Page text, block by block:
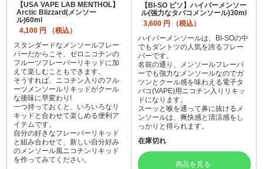
【USA VAPE LAB MENTHOL】
Arctic Blizzard(メンソー
ル)60ml
4,100 円 （税込）
スタンダードなメンソールフレー
バーだからこそ、ゼロニコチンの
フルーツフレーバーリキッドに加
えて楽しむこともできます。
そうすれば、ニコチン入りのフル
ーツメンソールリキッドがクール
な後味に早変わり!
一つ持っておくと、いろいろなリ
キッドと合わせて楽しめる便利ア
イテムです。
自分の好きなフレーバーリキッド
と組み合わせて、新しい自分好み
のメンソール風ニコチンリキッド
を作ってみてください。
【BI-SO ビソ】ハイパーメンソー
ル(強力なタバコメンソール)30ml
3,600 円 （税込）
ハイパーメンソールは、BI-SOの中
でもダントツの人気を誇るフレー
バーです。
名前の通り、メンソールフレーバ
ーでも強力なメンソールなのでガ
ツンとクール感を味わえる電子タ
バコ(VAPE)用ニコチン入りリキッ
ドになります。
スーッと喉を通って鼻に抜けるメ
ンソールは、爽快感と清涼感をし
っかりと得られます。
在庫切れ
商品を見る